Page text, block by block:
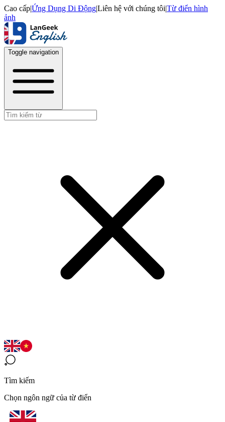
Cao cấp|Ứng Dụng Di Động|Liên hệ với chúng tôi|Từ điển hình
ảnh
Toggle navigation
Tìm kiếm
Chọn ngôn ngữ của từ điển